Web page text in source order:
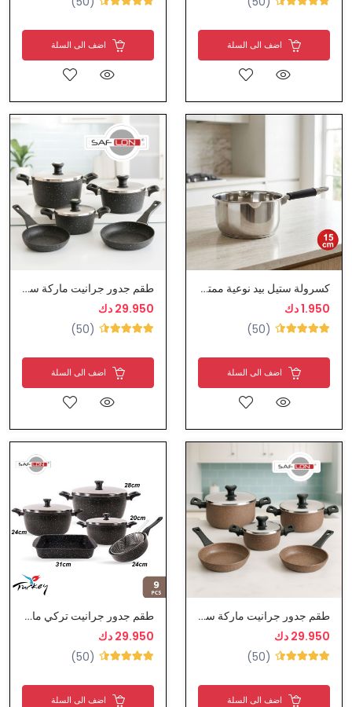
اضف الى السلة اضف الى السلة
كسرولة ستيل بيد نوعية ممتازة
1.950 دك
(50)
اضف الى السلة
طقم جدور جرانيت ماركة سافلون
29.950 دك
(50)
اضف الى السلة
طقم جدور جرانيت ماركة سافلون
29.950 دك
(50)
اضف الى السلة
طقم جدور جرانيت تركي ماركة سافلون
29.950 دك
(50)
اضف الى السلة